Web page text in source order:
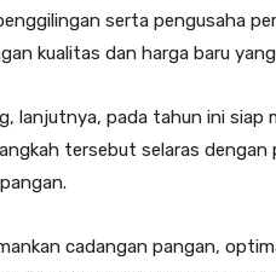
serta pengusaha
kualitas dan harga baru
lanjutnya, pada tahun ini siap
tersebut selaras
cadangan pangan,